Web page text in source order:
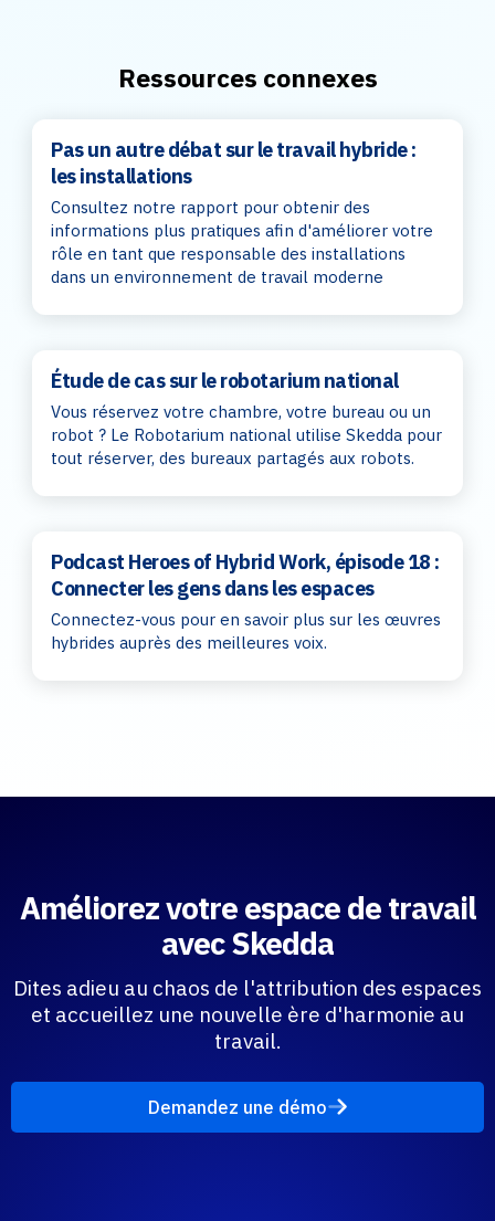
Ressources connexes
Pas un autre débat sur le travail hybride :
les installations
Consultez notre rapport pour obtenir des
informations plus pratiques afin d'améliorer votre
rôle en tant que responsable des installations
dans un environnement de travail moderne
Étude de cas sur le robotarium national
Vous réservez votre chambre, votre bureau ou un
robot ? Le Robotarium national utilise Skedda pour
tout réserver, des bureaux partagés aux robots.
Podcast Heroes of Hybrid Work, épisode 18 :
Connecter les gens dans les espaces
Connectez-vous pour en savoir plus sur les œuvres
hybrides auprès des meilleures voix.
Améliorez votre espace de travail
avec Skedda
Dites adieu au chaos de l'attribution des espaces
et accueillez une nouvelle ère d'harmonie au
travail.
Demandez une démo